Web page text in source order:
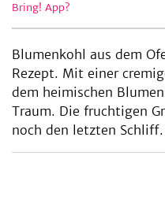
Bring! App?
Blumenkohl aus dem
Rezept. Mit einer
dem heimischen
Traum. Die fruchtigen
noch den letzten